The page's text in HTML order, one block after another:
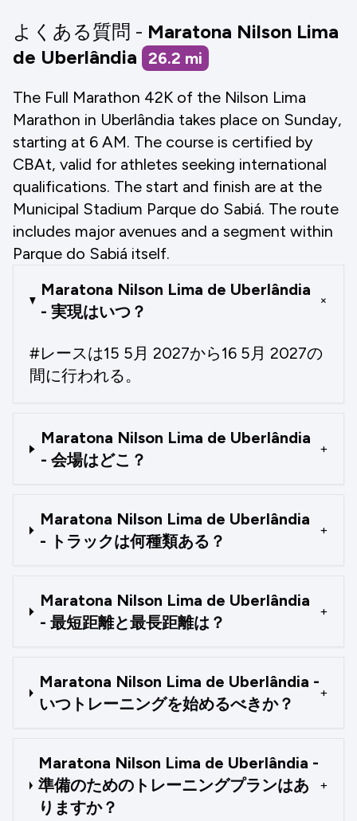
よくある質問 - Maratona Nilson Lima
de Uberlândia
26.2 mi
The Full Marathon 42K of the Nilson Lima
Marathon in Uberlândia takes place on Sunday,
starting at 6 AM. The course is certified by
CBAt, valid for athletes seeking international
qualifications. The start and finish are at the
Municipal Stadium Parque do Sabiá. The route
includes major avenues and a segment within
Parque do Sabiá itself.
Maratona Nilson Lima de Uberlândia
- 実現はいつ？
+
#レースは15 5月 2027から16 5月 2027の
間に行われる。
Maratona Nilson Lima de Uberlândia
- 会場はどこ？
+
Maratona Nilson Lima de Uberlândia
- トラックは何種類ある？
+
Maratona Nilson Lima de Uberlândia
- 最短距離と最長距離は？
+
Maratona Nilson Lima de Uberlândia -
いつトレーニングを始めるべきか？
+
Maratona Nilson Lima de Uberlândia -
準備のためのトレーニングプランはあ
りますか？
+